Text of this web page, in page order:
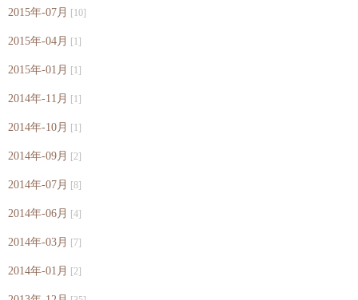
2015年-07月 [10]
2015年-04月 [1]
2015年-01月 [1]
2014年-11月 [1]
2014年-10月 [1]
2014年-09月 [2]
2014年-07月 [8]
2014年-06月 [4]
2014年-03月 [7]
2014年-01月 [2]